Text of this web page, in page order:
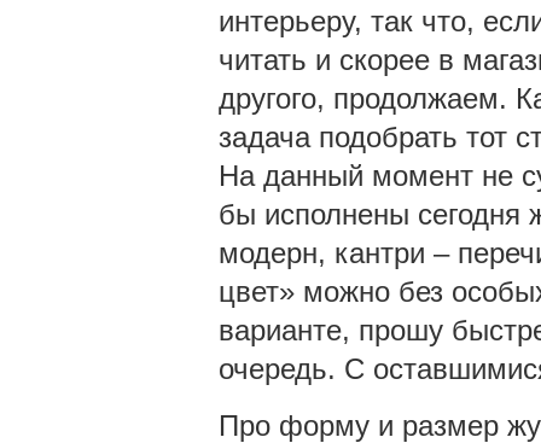
интерьеру, так что,
читать и скорее в
другого, продолжаем.
задача подобрать тот
На данный момент не
бы исполнены сегодня
модерн, кантри –
цвет» можно без
варианте, прошу
очередь. С
Про форму и размер